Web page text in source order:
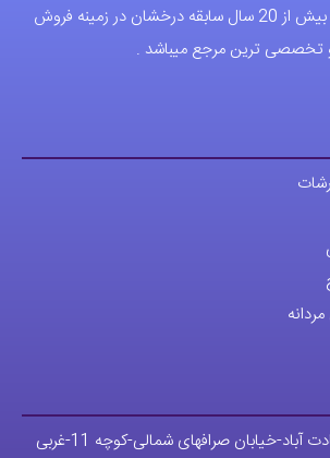
فروشگاه اقای خاص با بیش از 20 سال سابقه درخشان در زمینه فروش
تخصصی ترین مرجع میباشد .
خیابان صرافهای شمالی-کوچه 11-غربی